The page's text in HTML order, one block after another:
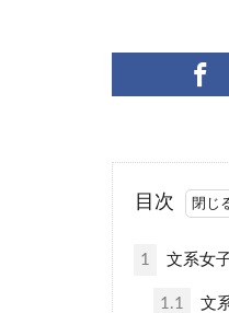
目次
1 文系女
1.1 文